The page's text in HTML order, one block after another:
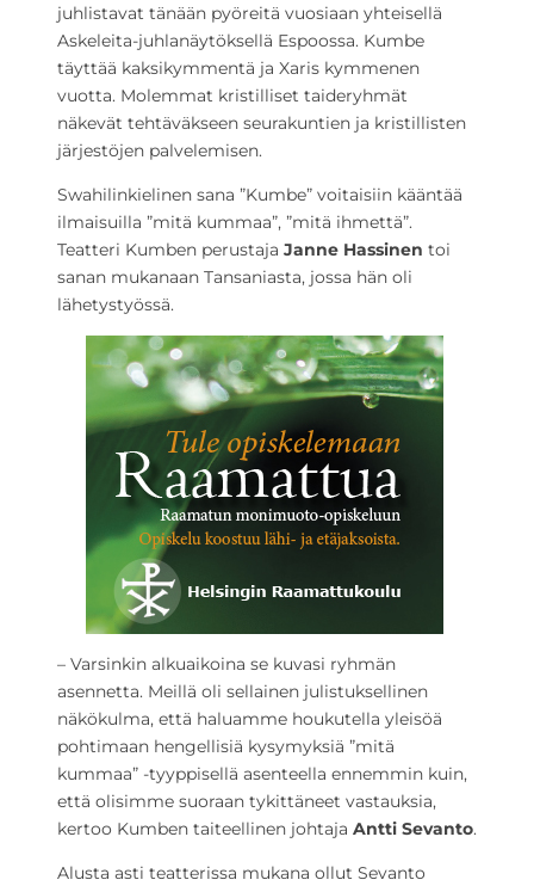
juhlistavat tänään pyöreitä vuosiaan yhteisellä
Askeleita-juhlanäytöksellä Espoossa. Kumbe
täyttää kaksikymmentä ja Xaris kymmenen
vuotta. Molemmat kristilliset taideryhmät
näkevät tehtäväkseen seurakuntien ja kristillisten
järjestöjen palvelemisen.
Swahilinkielinen sana ”Kumbe” voitaisiin kääntää
ilmaisuilla ”mitä kummaa”, ”mitä ihmettä”.
Teatteri Kumben perustaja Janne Hassinen toi
sanan mukanaan Tansaniasta, jossa hän oli
lähetystyössä.
– Varsinkin alkuaikoina se kuvasi ryhmän
asennetta. Meillä oli sellainen julistuksellinen
näkökulma, että haluamme houkutella yleisöä
pohtimaan hengellisiä kysymyksiä ”mitä
kummaa” -tyyppisellä asenteella ennemmin kuin,
että olisimme suoraan tykittäneet vastauksia,
kertoo Kumben taiteellinen johtaja Antti Sevanto.
Alusta asti teatterissa mukana ollut Sevanto